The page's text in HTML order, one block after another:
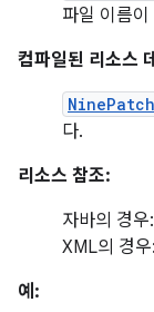
파일 이름
컴파일된 리소스
다.
리소스 참조:
자바의 경우:
XML의 경우:
예: